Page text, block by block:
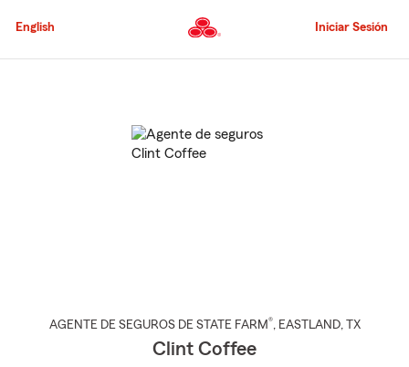
al
principal
English Iniciar Sesión
AGENTE DE SEGUROS DE STATE FARM®, EASTLAND, TX
Clint Coffee